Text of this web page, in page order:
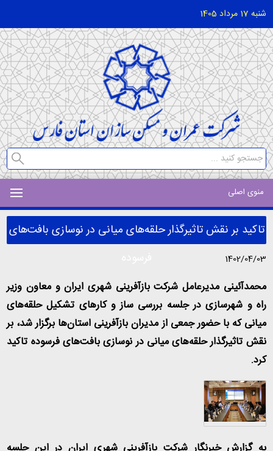
شنبه 17 مرداد 1405
منوی اصلی
تاکید بر نقش تاثیرگذار حلقه‌های میانی در نوسازی بافت‌های
1402/04/03
محمدآئینی مدیرعامل شرکت بازآفرینی شهری ایران و معاون وزیر
راه و شهرسازی در جلسه بررسی ساز و کارهای تشکیل حلقه‌های
میانی که با حضور جمعی از مدیران بازآفرینی استان‌ها برگزار شد، بر
نقش تاثیرگذار حلقه‌های میانی در نوسازی بافت‌های فرسوده تاکید
کرد.